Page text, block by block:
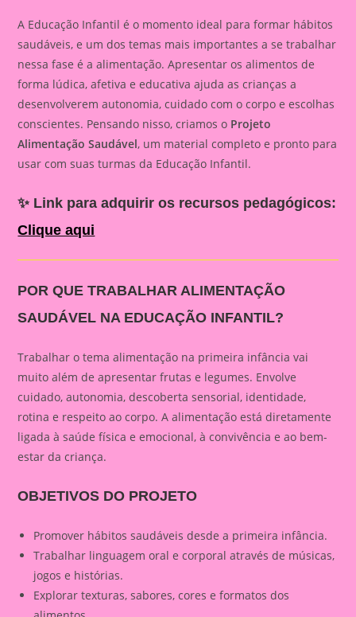
A Educação Infantil é o momento ideal para formar hábitos
saudáveis, e um dos temas mais importantes a se trabalhar
nessa fase é a alimentação. Apresentar os alimentos de
forma lúdica, afetiva e educativa ajuda as crianças a
desenvolverem autonomia, cuidado com o corpo e escolhas
conscientes. Pensando nisso, criamos o Projeto
Alimentação Saudável, um material completo e pronto para
usar com suas turmas da Educação Infantil.
✨ Link para adquirir os recursos pedagógicos:
Clique aqui
POR QUE TRABALHAR ALIMENTAÇÃO
SAUDÁVEL NA EDUCAÇÃO INFANTIL?
Trabalhar o tema alimentação na primeira infância vai
muito além de apresentar frutas e legumes. Envolve
cuidado, autonomia, descoberta sensorial, identidade,
rotina e respeito ao corpo. A alimentação está diretamente
ligada à saúde física e emocional, à convivência e ao bem-
estar da criança.
OBJETIVOS DO PROJETO
Promover hábitos saudáveis desde a primeira infância.
Trabalhar linguagem oral e corporal através de músicas,
jogos e histórias.
Explorar texturas, sabores, cores e formatos dos